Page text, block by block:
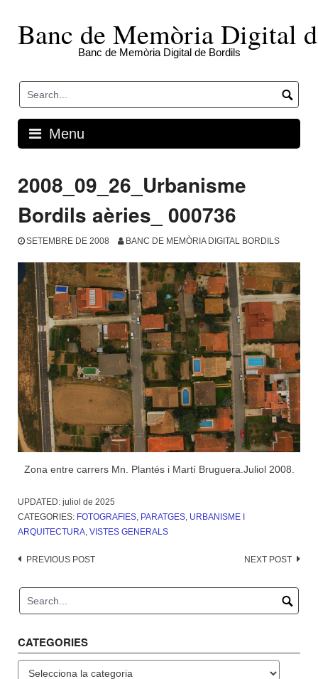
contentBanc de Memòria Digital
Banc de Memòria Digital de Bordils
Menu
2008_09_26_Urbanisme
Bordils aèries_ 000736
SETEMBRE DE 2008 BANC DE MEMÒRIA DIGITAL BORDILS
Zona entre carrers Mn. Plantés i Martí Bruguera.Juliol 2008.
UPDATED: juliol de 2025
CATEGORIES: FOTOGRAFIES PARATGES URBANISME I
ARQUITECTURA VISTES GENERALS
Post
PREVIOUS POST NEXT POST
CATEGORIES
Categories